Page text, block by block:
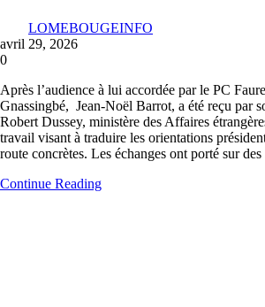
LOMEBOUGEINFO
avril 29, 2026
0
Après l’audience à lui accordée par le PC
Gnassingbé, Jean-Noël Barrot, a été reçu par
Robert Dussey, ministère des Affaires
travail visant à traduire les orientations
route concrètes. Les échanges ont porté sur
Continue Reading